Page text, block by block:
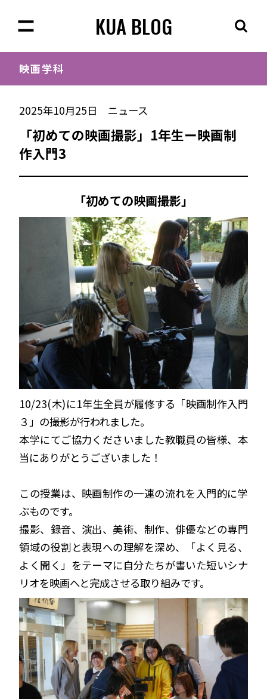
KUA BLOG
映画学科
2025年10月25日 ニュース
「初めての映画撮影」1年生ー映画制
作入門3
「初めての映画撮影」
10/23(木)に1年生全員が履修する「映画制作入門
３」の撮影が行われました。
本学にてご協力くださいました教職員の皆様、本
当にありがとうございました！
この授業は、映画制作の一連の流れを入門的に学
ぶものです。
撮影、録音、演出、美術、制作、俳優などの専門
領域の役割と表現への理解を深め、「よく見る、
よく聞く」をテーマに自分たちが書いた短いシナ
リオを映画へと完成させる取り組みです。